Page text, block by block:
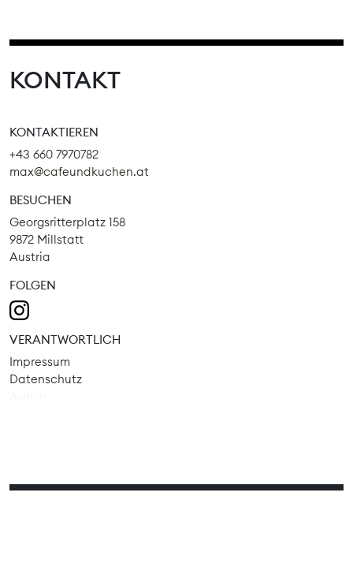
KONTAKT
KONTAKTIEREN
+43 660 7970782
max@cafeundkuchen.at
BESUCHEN
Georgsritterplatz 158
9872 Millstatt
Austria
FOLGEN
VERANTWORTLICH
Impressum
Datenschutz